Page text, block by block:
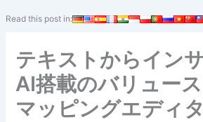
Read this post in:
テキストからイン
AI搭載のバリュー
マッピングエディ